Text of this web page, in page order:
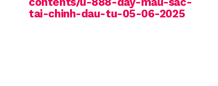
tai-chinh-dau-tu-05-06-2025